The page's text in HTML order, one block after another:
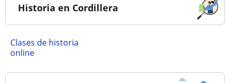
Historia en Cordillera
Clases de historia
online